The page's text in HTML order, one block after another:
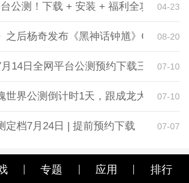
公测！下载 + 安装 + 福利全攻略，一
04-23
之后杨奇发布《黑神话钟馗》CG！预
08-20
月14日全网平台公测预约下载三端同步
07-10
世界公测倒计时1天，跟成龙大哥一起
07-10
定档7月24日 | 提前预约下载 07-07
专题 应用 排行